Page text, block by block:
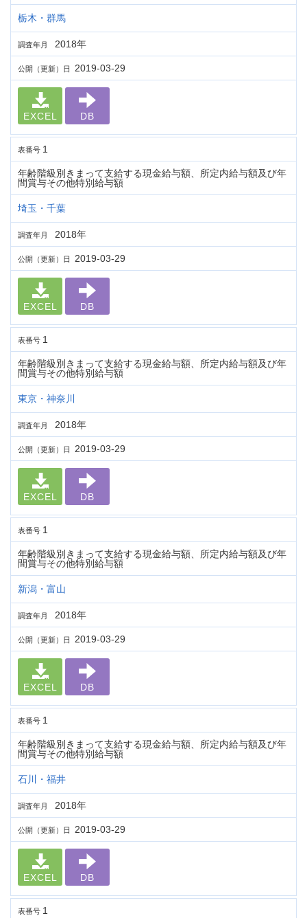
栃木・群馬
調査年月 2018年
公開（更新）日 2019-03-29
EXCEL DB
表番号 1
年齢階級別きまって支給する現金給与額、所定内給与額及び年
間賞与その他特別給与額
埼玉・千葉
調査年月 2018年
公開（更新）日 2019-03-29
EXCEL DB
表番号 1
年齢階級別きまって支給する現金給与額、所定内給与額及び年
間賞与その他特別給与額
東京・神奈川
調査年月 2018年
公開（更新）日 2019-03-29
EXCEL DB
表番号 1
年齢階級別きまって支給する現金給与額、所定内給与額及び年
間賞与その他特別給与額
新潟・富山
調査年月 2018年
公開（更新）日 2019-03-29
EXCEL DB
表番号 1
年齢階級別きまって支給する現金給与額、所定内給与額及び年
間賞与その他特別給与額
石川・福井
調査年月 2018年
公開（更新）日 2019-03-29
EXCEL DB
表番号 1